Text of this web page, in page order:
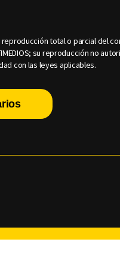
total o parcial del
su reproducción no
con las leyes aplicables.